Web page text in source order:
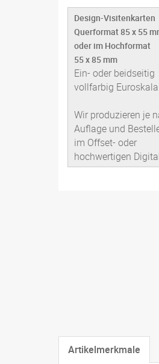
Design-Visitenkarten
Querformat 85 x 55
oder im Hochformat
55 x 85 mm
Ein- oder beidseitig
vollfarbig Euroskala
Wir produzieren je
Auflage und
im Offset- oder
hochwertigen
Artikelmerkmale